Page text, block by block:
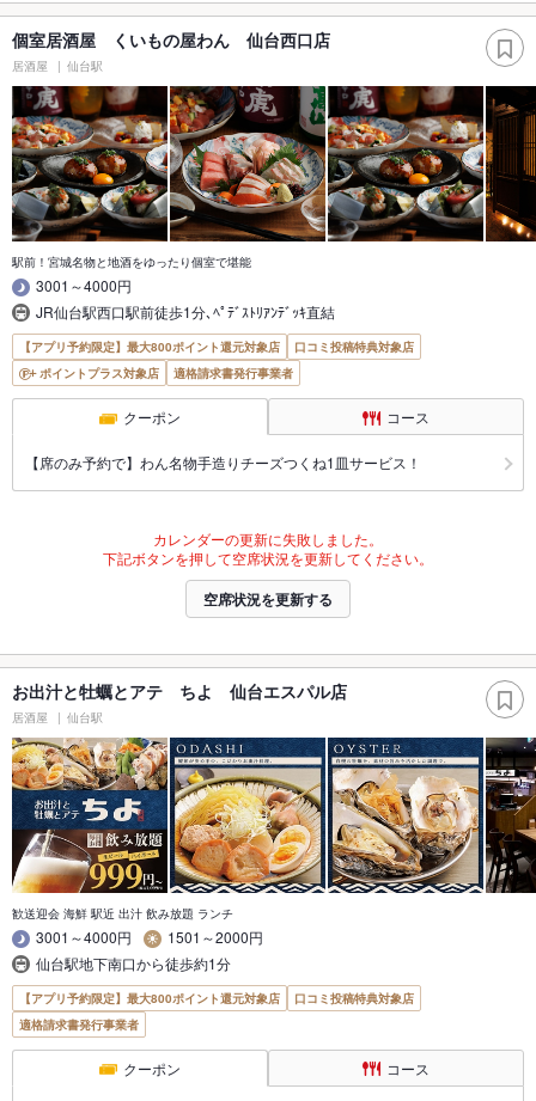
個室居酒屋 くいもの屋わん 仙台西口店
居酒屋 仙台駅
駅前！宮城名物と地酒をゆったり個室で堪能
3001～4000円
JR仙台駅西口駅前徒歩1分､ﾍﾟﾃﾞｽﾄﾘｱﾝﾃﾞｯｷ直結
【アプリ予約限定】最大800ポイント還元対象店
口コミ投稿特典対象店
ポイントプラス対象店
適格請求書発行事業者
クーポン コース
【席のみ予約で】わん名物手造りチーズつくね1皿サービス！
カレンダーの更新に失敗しました。
下記ボタンを押して空席状況を更新してください。
空席状況を更新する
お出汁と牡蠣とアテ ちよ 仙台エスパル店
居酒屋 仙台駅
歓送迎会 海鮮 駅近 出汁 飲み放題 ランチ
3001～4000円
1501～2000円
仙台駅地下南口から徒歩約1分
【アプリ予約限定】最大800ポイント還元対象店
口コミ投稿特典対象店
適格請求書発行事業者
クーポン コース